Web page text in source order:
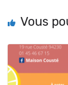
Vous